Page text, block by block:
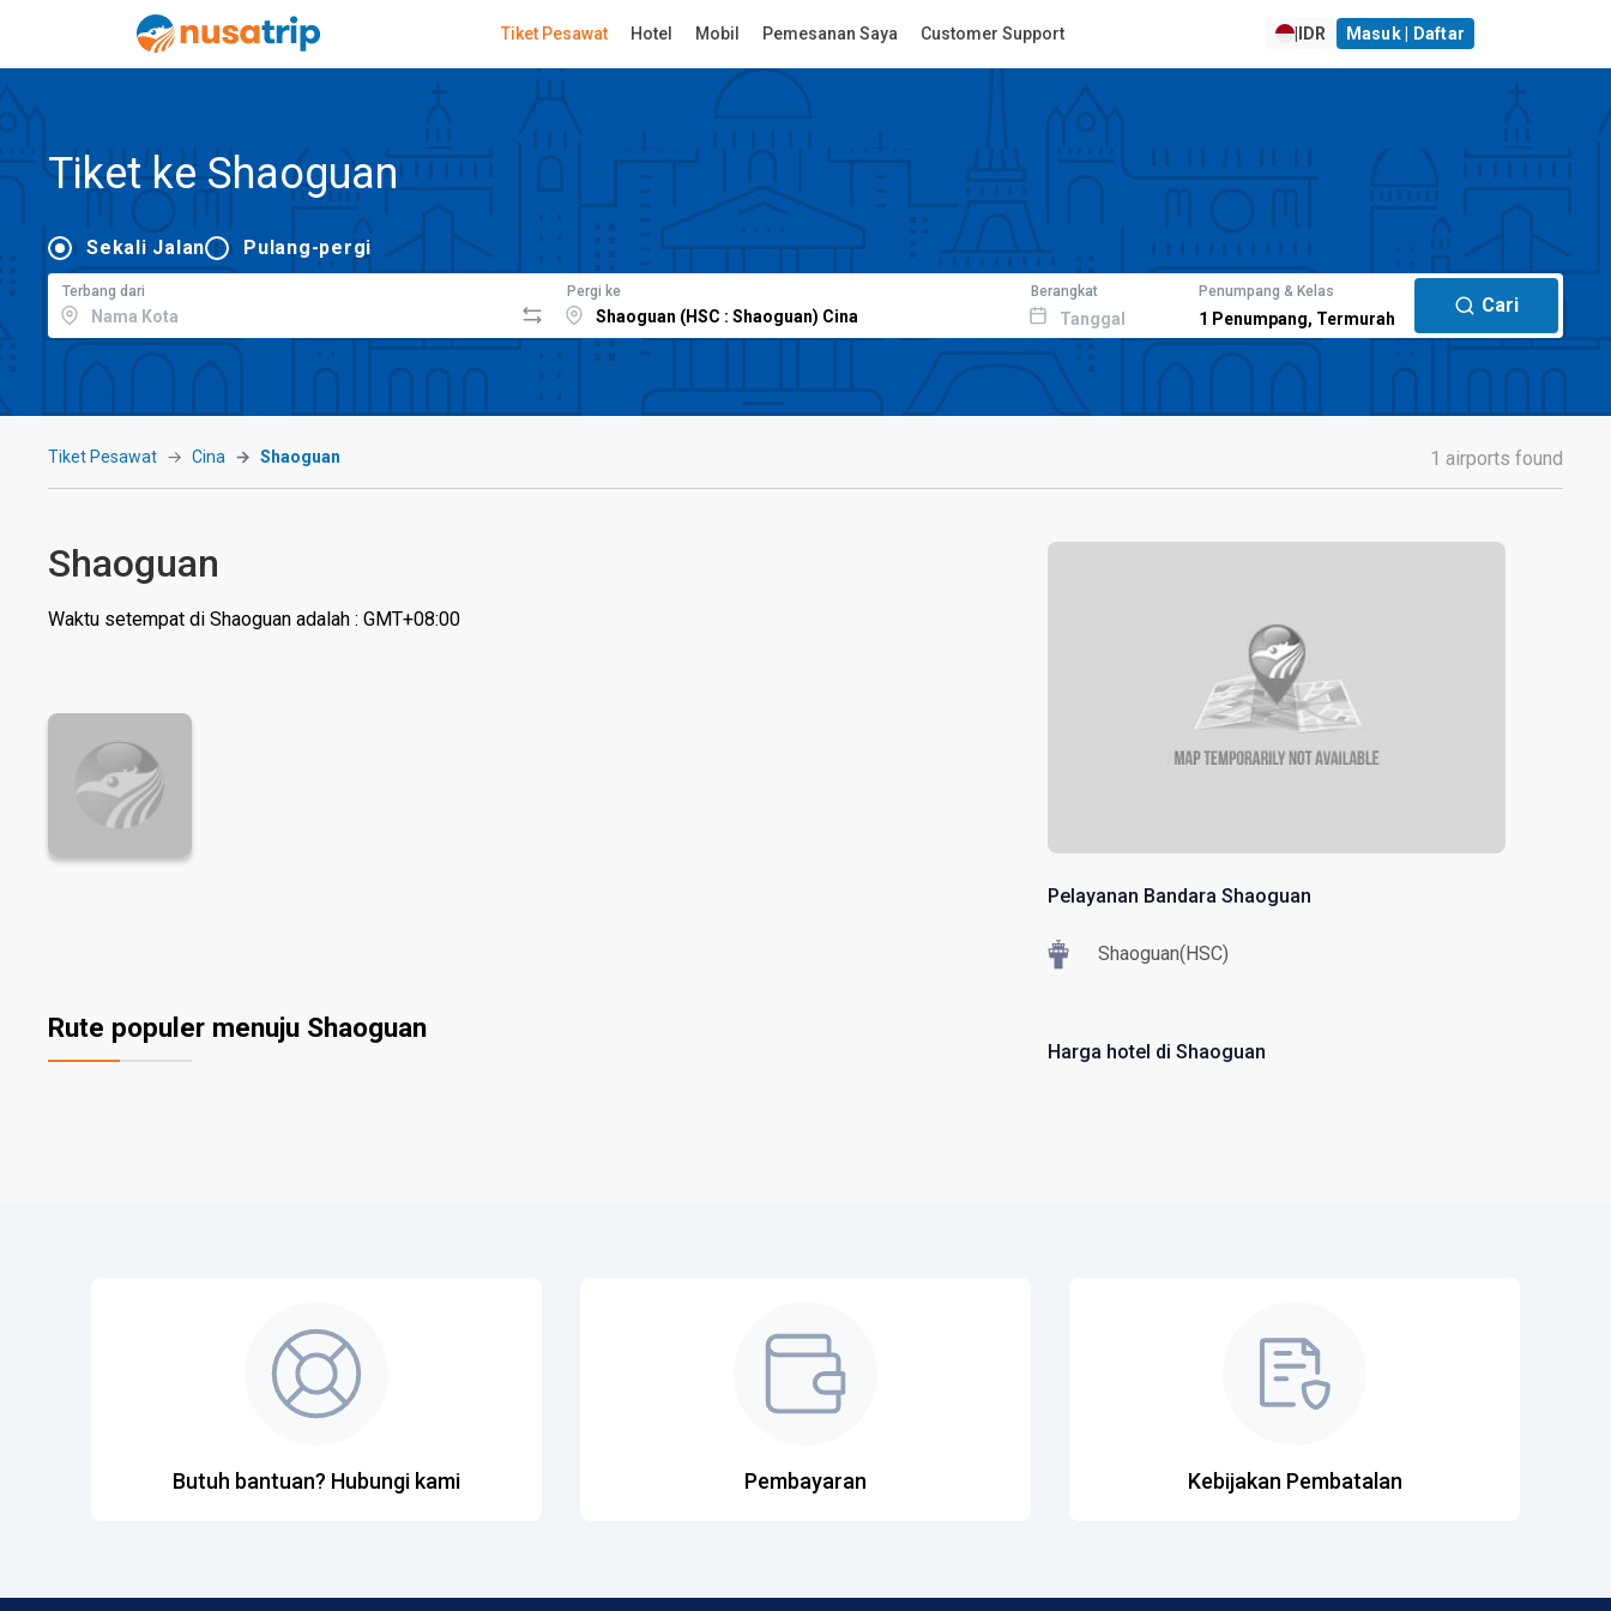
Tiket Pesawat Hotel Mobil Pemesanan Saya Customer Support | IDR Masuk | Daftar
Tiket ke Shaoguan
Sekali Jalan Pulang-pergi
Terbang dari Pergi ke Berangkat
Tanggal
Penumpang & Kelas
1 Penumpang, Termurah
Cari
Tiket Pesawat Cina Shaoguan 1 airports found
Shaoguan
Waktu setempat di Shaoguan adalah : GMT+08:00
Rute populer menuju Shaoguan
Pelayanan Bandara Shaoguan
Shaoguan(HSC)
Harga hotel di Shaoguan
Butuh bantuan? Hubungi kami Pembayaran Kebijakan Pembatalan